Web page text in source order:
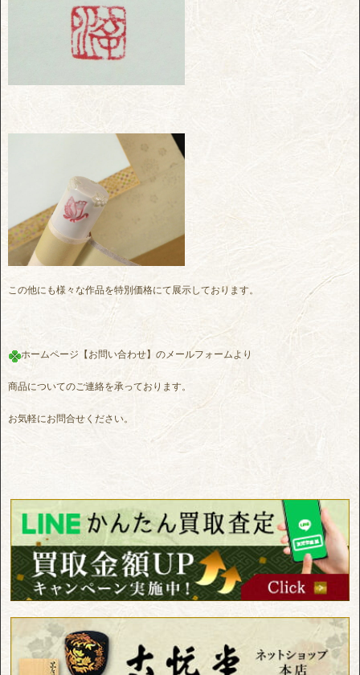
この他にも様々な作品を特別価格にて展示しております。
ホームページ【お問い合わせ】のメールフォームより
商品についてのご連絡を承っております。
お気軽にお問合せください。